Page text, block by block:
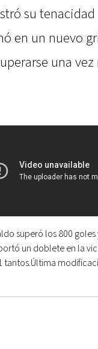
su
en un nuevo
una
superó los 800
un doblete en la
tantos.Última